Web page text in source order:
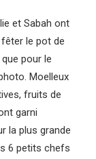
et Sabah ont
le pot de
pour le
Moelleux
fruits de
garni
la plus grande
6 petits chefs